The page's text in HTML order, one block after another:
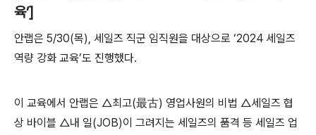
육’]
안랩은 5/30(목), 세일즈 직군 임직원을 대상으로 ‘2024 세일즈
역량 강화 교육’도 진행했다.
이 교육에서 안랩은 △최고(最古) 영업사원의 비법 △세일즈 협
상 바이블 △내 일(JOB)이 그려지는 세일즈의 품격 등 세일즈 업